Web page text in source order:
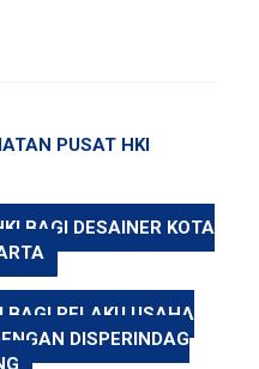
PUSAT HKI
BAGI DESAINER KOTA
PELAKU USAHA
DISPERINDAG